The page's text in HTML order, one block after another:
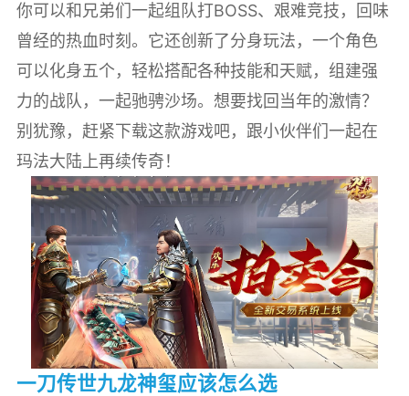
你可以和兄弟们一起组队打BOSS、艰难竞技，回味
曾经的热血时刻。它还创新了分身玩法，一个角色
可以化身五个，轻松搭配各种技能和天赋，组建强
力的战队，一起驰骋沙场。想要找回当年的激情？
别犹豫，赶紧下载这款游戏吧，跟小伙伴们一起在
玛法大陆上再续传奇！
一刀传世九龙神玺应该怎么选